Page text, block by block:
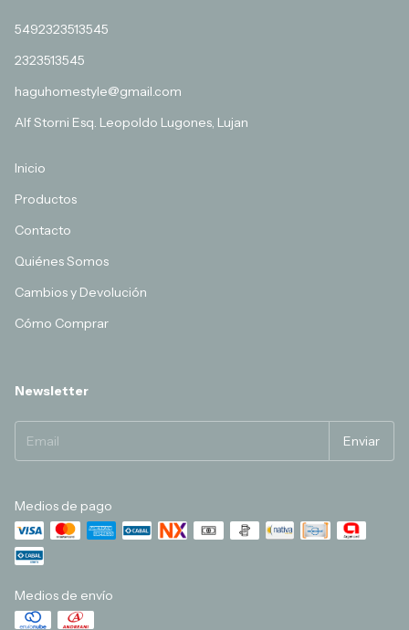
5492323513545
2323513545
haguhomestyle@gmail.com
Alf Storni Esq. Leopoldo Lugones, Lujan
Inicio
Productos
Contacto
Quiénes Somos
Cambios y Devolución
Cómo Comprar
Newsletter
Medios de pago
Medios de envío